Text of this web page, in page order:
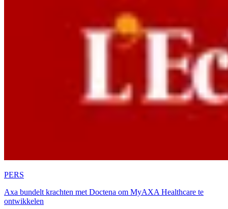
PERS
Axa bundelt krachten met Doctena om MyAXA Healthcare te
ontwikkelen